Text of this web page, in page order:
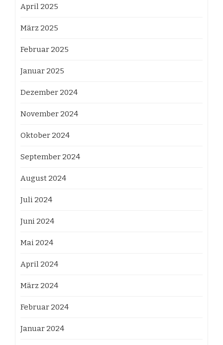
April 2025
März 2025
Februar 2025
Januar 2025
Dezember 2024
November 2024
Oktober 2024
September 2024
August 2024
Juli 2024
Juni 2024
Mai 2024
April 2024
März 2024
Februar 2024
Januar 2024